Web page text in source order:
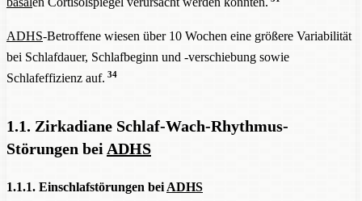
ADHS-Betroffene wiesen über 10 Wochen eine größere Variabilität
bei Schlafdauer, Schlafbeginn und -verschiebung sowie
Schlafeffizienz auf. 34
1.1. Zirkadiane Schlaf-Wach-Rhythmus-
Störungen bei ADHS
1.1.1. Einschlafstörungen bei ADHS